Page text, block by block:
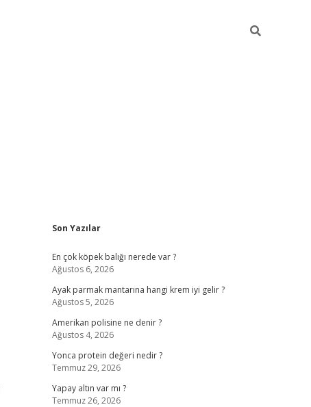
Sidebar
Son Yazılar
En çok köpek balığı nerede var ?
Ağustos 6, 2026
Ayak parmak mantarına hangi krem iyi gelir ?
Ağustos 5, 2026
Amerikan polisine ne denir ?
Ağustos 4, 2026
Yonca protein değeri nedir ?
Temmuz 29, 2026
Yapay altın var mı ?
Temmuz 26, 2026